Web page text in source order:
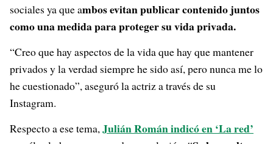
sociales ya que ambos evitan publicar contenido juntos
como una medida para proteger su vida privada.
“Creo que hay aspectos de la vida que hay que mantener
privados y la verdad siempre he sido así, pero nunca me lo
he cuestionado”, aseguró la actriz a través de su
Instagram.
Respecto a ese tema,Julián Román indicó en ‘La red’